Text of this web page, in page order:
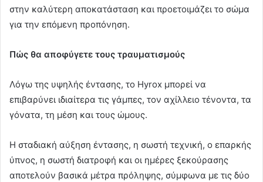
στην καλύτερη αποκατάσταση και προετοιμάζει το σώμα
για την επόμενη προπόνηση.
Πώς θα αποφύγετε τους τραυματισμούς
Λόγω της υψηλής έντασης, το Hyrox μπορεί να
επιβαρύνει ιδιαίτερα τις γάμπες, τον αχίλλειο τένοντα, τα
γόνατα, τη μέση και τους ώμους.
Η σταδιακή αύξηση έντασης, η σωστή τεχνική, ο επαρκής
ύπνος, η σωστή διατροφή και οι ημέρες ξεκούρασης
αποτελούν βασικά μέτρα πρόληψης, σύμφωνα με τις δύο